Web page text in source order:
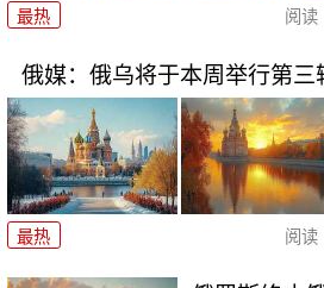
最热 阅读
俄媒：俄乌将于本周举行第三
最热 阅读